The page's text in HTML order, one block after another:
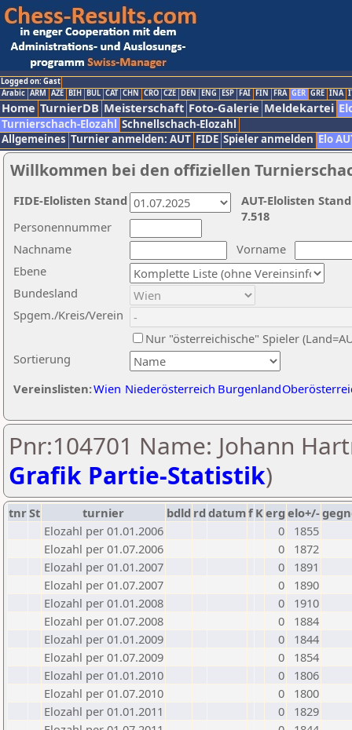
Logged on: Gast
Arabic ARM AZE BIH BUL CAT CHN CRO CZE DEN ENG ESP FAI FIN FRA GER GRE INA
Home TurnierDB Meisterschaft Foto-Galerie Meldekartei
Turnierschach-Elozahl Schnellschach-Elozahl
Allgemeines Turnier anmelden: AUT FIDE Spieler anmelden Elo
Willkommen bei den offiziellen
Nachname
Vorname
Ebene
Sortierung
Personennummer
Bundesland
Spgem./Kreis/Verein
Nur "österreichische" Spieler
Vereinslisten:Wien Niederösterreich Burgenland
AUT-Elolisten
7.518
FIDE-Elolisten Stand
Pnr:104701 Name: Johann
Grafik Partie-Statistik)
tnrSt turnier bdld rd datumf Kerg elo+/-
Elozahl per 01.01.2006
0
1855
Elozahl per 01.07.2006
0
1872
Elozahl per 01.01.2007
0
1891
Elozahl per 01.07.2007
0
1890
Elozahl per 01.01.2008
0
1910
Elozahl per 01.07.2008
0
1884
Elozahl per 01.01.2009
0
1844
Elozahl per 01.07.2009
0
1854
Elozahl per 01.01.2010
0
1806
Elozahl per 01.07.2010
0
1800
Elozahl per 01.01.2011
0
1829